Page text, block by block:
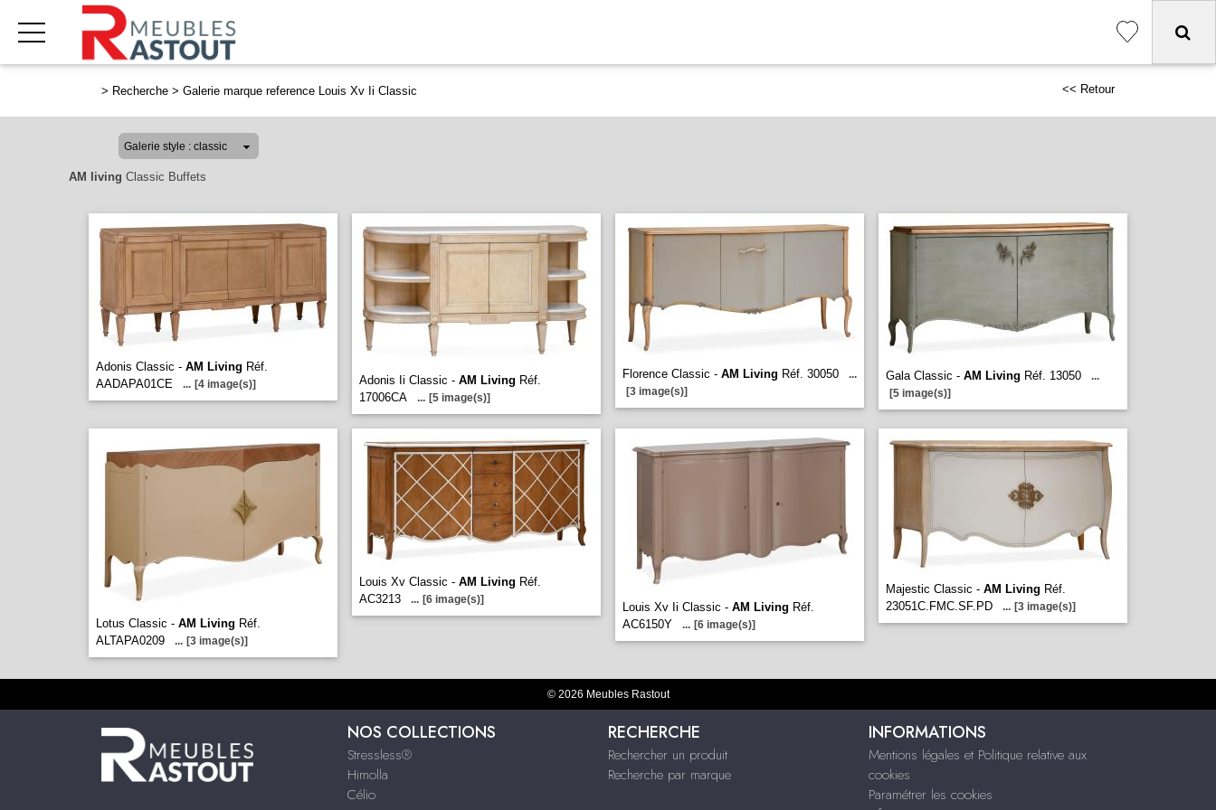
> Recherche > Galerie marque reference Louis Xv Ii Classic << Retour
AM living Classic Buffets
Adonis Classic - AM Living Réf.
AADAPA01CE
... [4 image(s)] Adonis Ii Classic - AM Living Réf.
17006CA
... [5 image(s)]
Florence Classic - AM Living Réf. 30050
...
[3 image(s)]
Gala Classic - AM Living Réf. 13050
...
[5 image(s)]
Lotus Classic - AM Living Réf.
ALTAPA0209
... [3 image(s)]
Louis Xv Classic - AM Living Réf.
AC3213
... [6 image(s)]
Louis Xv Ii Classic - AM Living Réf.
AC6150Y
... [6 image(s)]
Majestic Classic - AM Living Réf.
23051C.FMC.SF.PD
... [3 image(s)]
© 2026 Meubles Rastout
NOS COLLECTIONS
Stressless®
Himolla
Célio
RECHERCHE
Rechercher un produit
Recherche par marque
INFORMATIONS
Mentions légales et Politique relative aux
cookies
Paramétrer les cookies